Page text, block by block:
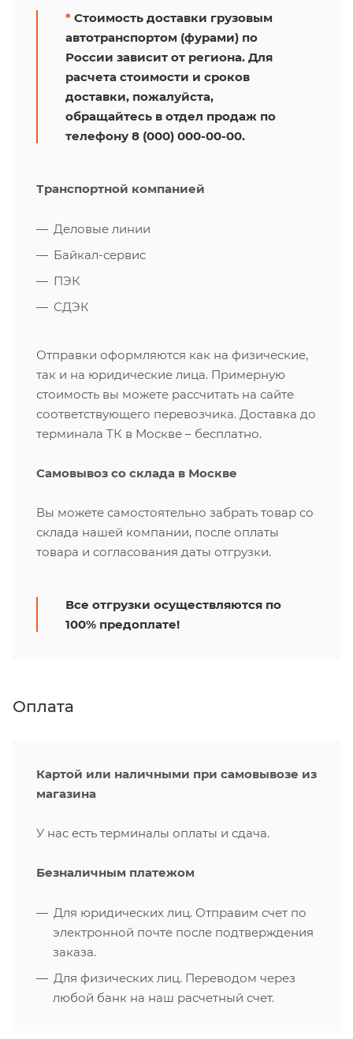
* Стоимость доставки грузовым
автотранспортом (фурами) по
России зависит от региона. Для
расчета стоимости и сроков
доставки, пожалуйста,
обращайтесь в отдел продаж по
телефону 8 (000) 000-00-00.
Транспортной компанией
Деловые линии
Байкал-сервис
ПЭК
СДЭК
Отправки оформляются как на физические,
так и на юридические лица. Примерную
стоимость вы можете рассчитать на сайте
соответствующего перевозчика. Доставка до
терминала ТК в Москве – бесплатно.
Самовывоз со склада в Москве
Вы можете самостоятельно забрать товар со
склада нашей компании, после оплаты
товара и согласования даты отгрузки.
Все отгрузки осуществляются по
100% предоплате!
Оплата
Картой или наличными при самовывозе из
магазина
У нас есть терминалы оплаты и сдача.
Безналичным платежом
Для юридических лиц. Отправим счет по
электронной почте после подтверждения
заказа.
Для физических лиц. Переводом через
любой банк на наш расчетный счет.